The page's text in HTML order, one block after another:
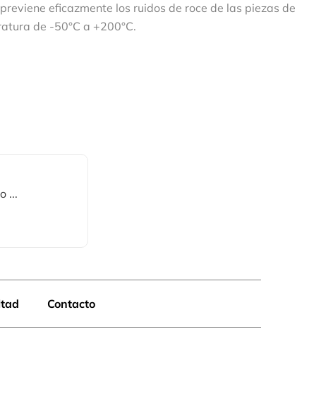
eficazmente los ruidos de roce de las piezas de
de -50°C a +200°C.
...
Contacto